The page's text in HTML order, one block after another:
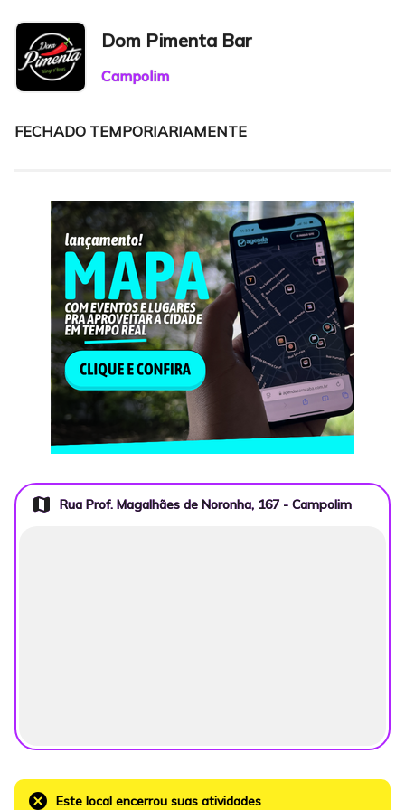
Dom Pimenta Bar
Campolim
FECHADO TEMPORIARIAMENTE
map Rua Prof. Magalhães de Noronha, 167 - Campolim
cancel Este local encerrou suas atividades